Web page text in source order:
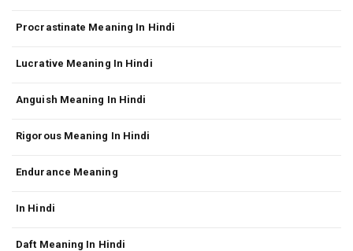
Procrastinate Meaning In Hindi
Lucrative Meaning In Hindi
Anguish Meaning In Hindi
Rigorous Meaning In Hindi
Endurance Meaning
In Hindi
Daft Meaning In Hindi